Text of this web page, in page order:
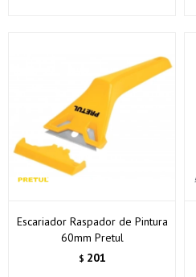
Escariador Raspador de Pintura
60mm Pretul
$ 201